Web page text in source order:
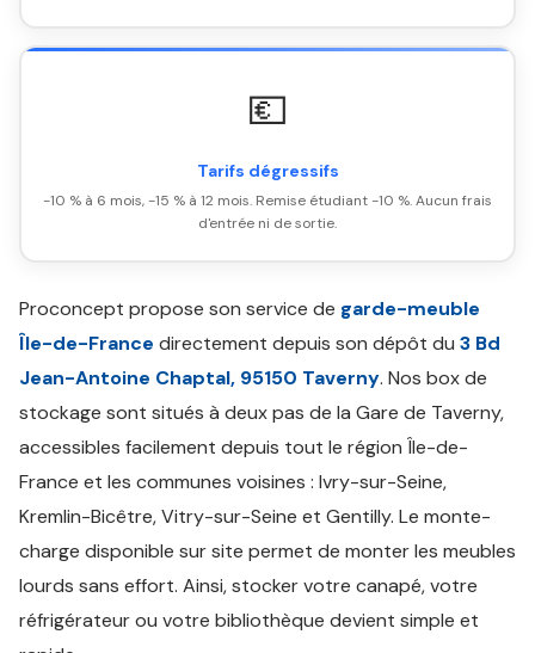
💶
Tarifs dégressifs
-10 % à 6 mois, -15 % à 12 mois. Remise étudiant -10 %. Aucun frais
d'entrée ni de sortie.
Proconcept propose son service de garde-meuble
Île-de-France directement depuis son dépôt du 3 Bd
Jean-Antoine Chaptal, 95150 Taverny. Nos box de
stockage sont situés à deux pas de la Gare de Taverny,
accessibles facilement depuis tout le région Île-de-
France et les communes voisines : Ivry-sur-Seine,
Kremlin-Bicêtre, Vitry-sur-Seine et Gentilly. Le monte-
charge disponible sur site permet de monter les meubles
lourds sans effort. Ainsi, stocker votre canapé, votre
réfrigérateur ou votre bibliothèque devient simple et